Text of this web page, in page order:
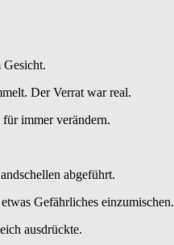
Der Verrat war real.
immer verändern.
abgeführt.
Gefährliches einzumischen.
ausdrückte.